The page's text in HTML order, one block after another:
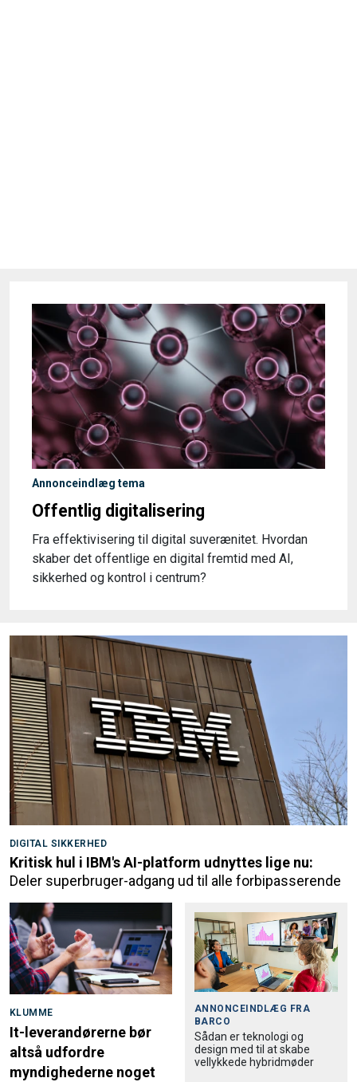
Annonceindlæg tema
Offentlig digitalisering
Fra effektivisering til digital suverænitet. Hvordan
skaber det offentlige en digital fremtid med AI,
sikkerhed og kontrol i centrum?
DIGITAL SIKKERHED
Kritisk hul i IBM's AI-platform udnyttes lige nu:
Deler superbruger-adgang ud til alle forbipasserende
KLUMME
It-leverandørerne bør
altså udfordre
myndighederne noget
ANNONCEINDLÆG FRA
BARCO
Sådan er teknologi og
design med til at skabe
vellykkede hybridmøder